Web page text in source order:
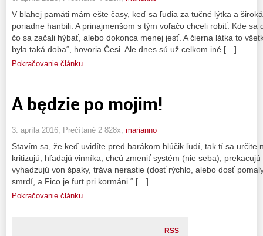
V blahej pamäti mám ešte časy, keď sa ľudia za tučné lýtka a
poriadne hanbili. A prinajmenšom s tým voľačo chceli robiť. Kde sa
čo sa začali hýbať, alebo dokonca menej jesť. A čierna látka to
byla taká doba“, hovoria Česi. Ale dnes sú už celkom iné […]
Pokračovanie článku
A będzie po mojim!
3. apríla 2016, Prečítané 2 828x, marianno
Stavím sa, že keď uvidíte pred barákom hlúčik ľudí, tak tí sa určite
kritizujú, hľadajú vinníka, chcú zmeniť systém (nie seba),
vyhadzujú von špaky, tráva nerastie (dosť rýchlo, alebo dosť
smrdí, a Fico je furt pri kormáni.“ […]
Pokračovanie článku
RSS